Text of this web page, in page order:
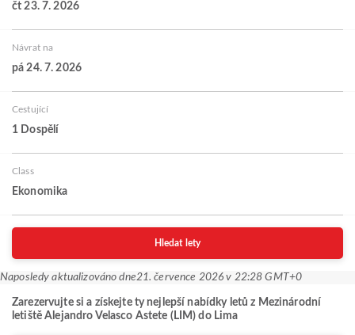
čt 23. 7. 2026
Návrat na
pá 24. 7. 2026
Cestující
1 Dospělí
Class
Ekonomika
Hledat lety
Naposledy aktualizováno dne21. července 2026 v 22:28 GMT+0
Zarezervujte si a získejte ty nejlepší nabídky letů z Mezinárodní
letiště Alejandro Velasco Astete (LIM) do Lima